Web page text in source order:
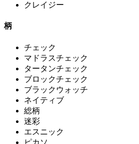
クレイジー
柄
チェック
マドラスチェック
タータンチェック
ブロックチェック
ブラックウォッチ
ネイティブ
総柄
迷彩
エスニック
ピカソ